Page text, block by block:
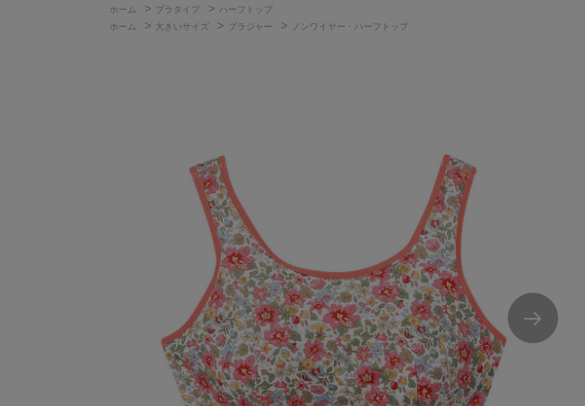
ホーム
> ブラタイプ > ハーフトップ
ホーム
> 大きいサイズ > ブラジャー > ノンワイヤー・ハーフトップ